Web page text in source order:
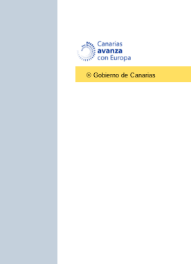
© Gobierno de Canarias